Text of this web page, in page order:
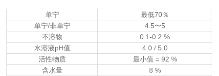
单宁
最低70％
单宁/非单宁
4.5〜5
不溶物
0.1-0.2 %
水溶液pH值
4.0 / 5.0
活性物质
最小值 = 92 %
含水量
8 %